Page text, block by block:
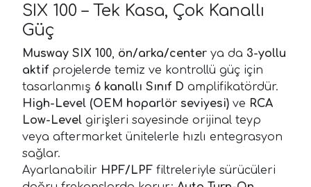
SIX 100 – Tek Kasa, Çok Kanallı
Güç
Musway SIX 100, ön/arka/center ya da 3-yollu
aktif projelerde temiz ve kontrollü güç için
tasarlanmış 6 kanallı Sınıf D amplifikatördür.
High-Level (OEM hoparlör seviyesi) ve RCA
Low-Level girişleri sayesinde orijinal teyp
veya aftermarket ünitelerle hızlı entegrasyon
sağlar.
Ayarlanabilir HPF/LPF filtreleriyle sürücüleri